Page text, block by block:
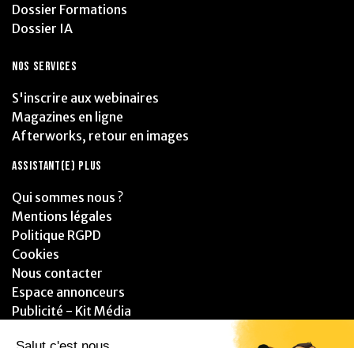
Dossier Formations
Dossier IA
NOS SERVICES
S'inscrire aux webinaires
Magazines en ligne
Afterworks, retour en images
ASSISTANT(E) PLUS
Qui sommes nous ?
Mentions légales
Politique RGPD
Cookies
Nous contacter
Espace annonceurs
Publicité - Kit Média